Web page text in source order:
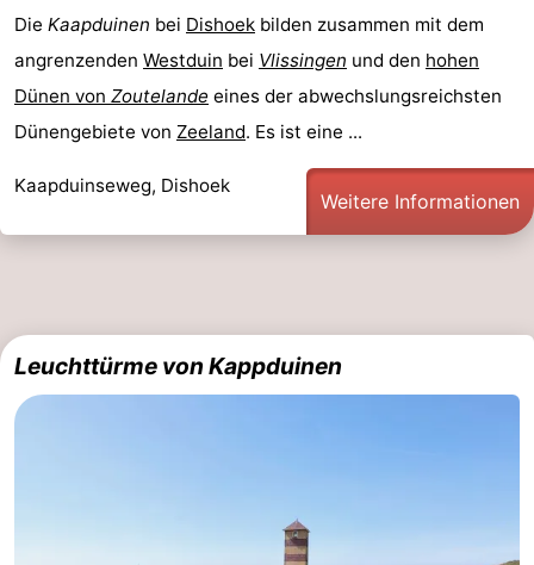
Die Kaapduinen bei Dishoek bilden zusammen mit dem
angrenzenden Westduin bei Vlissingen und den hohen
Dünen von Zoutelande eines der abwechslungsreichsten
Dünengebiete von Zeeland. Es ist eine ...
Kaapduinseweg, Dishoek
Weitere Informationen
Leuchttürme von Kappduinen